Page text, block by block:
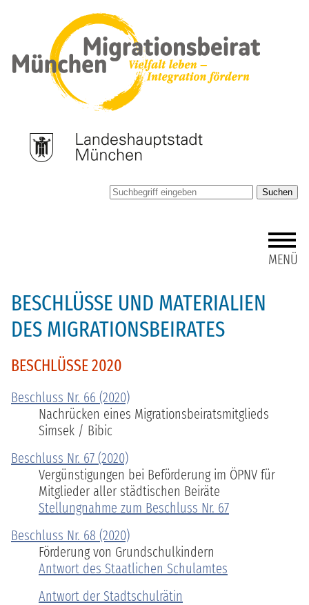
Suchen
MENÜ
BESCHLÜSSE UND MATERIALIEN
DES MIGRATIONSBEIRATES
BESCHLÜSSE 2020
Beschluss Nr. 66 (2020)
Nachrücken eines Migrationsbeiratsmitglieds
Simsek / Bibic
Beschluss Nr. 67 (2020)
Vergünstigungen bei Beförderung im ÖPNV für
Mitglieder aller städtischen Beiräte
Stellungnahme zum Beschluss Nr. 67
Beschluss Nr. 68 (2020)
Förderung von Grundschulkindern
Antwort des Staatlichen Schulamtes
Antwort der Stadtschulrätin